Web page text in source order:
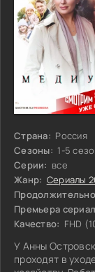
Страна: Россия
Сезоны: 1-5
Серии: все
Жанр: Сериалы
Премьера
Качество: FHD
У Анны
проходят в